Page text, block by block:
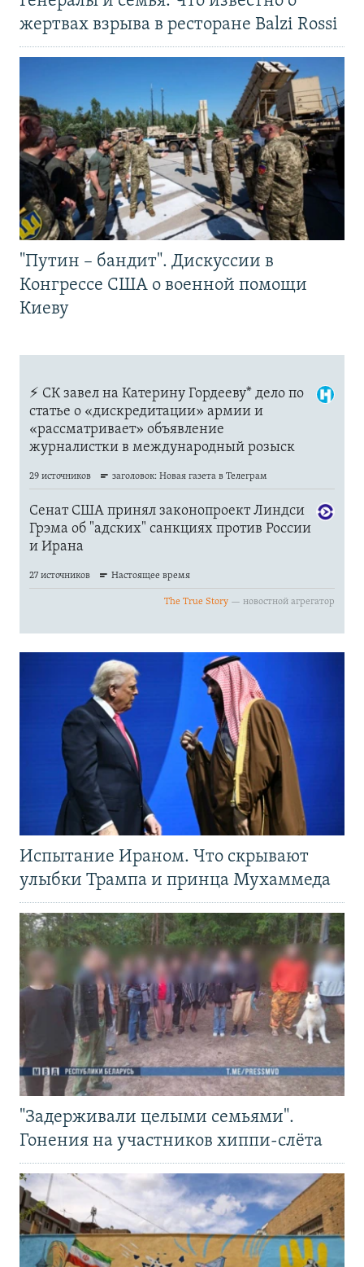
жертвах взрыва в ресторане Balzi Rossi
"Путин – бандит". Дискуссии в
Конгрессе США о военной помощи
Киеву
Испытание Ираном. Что скрывают
улыбки Трампа и принца Мухаммеда
"Задерживали целыми семьями".
Гонения на участников хиппи-слёта